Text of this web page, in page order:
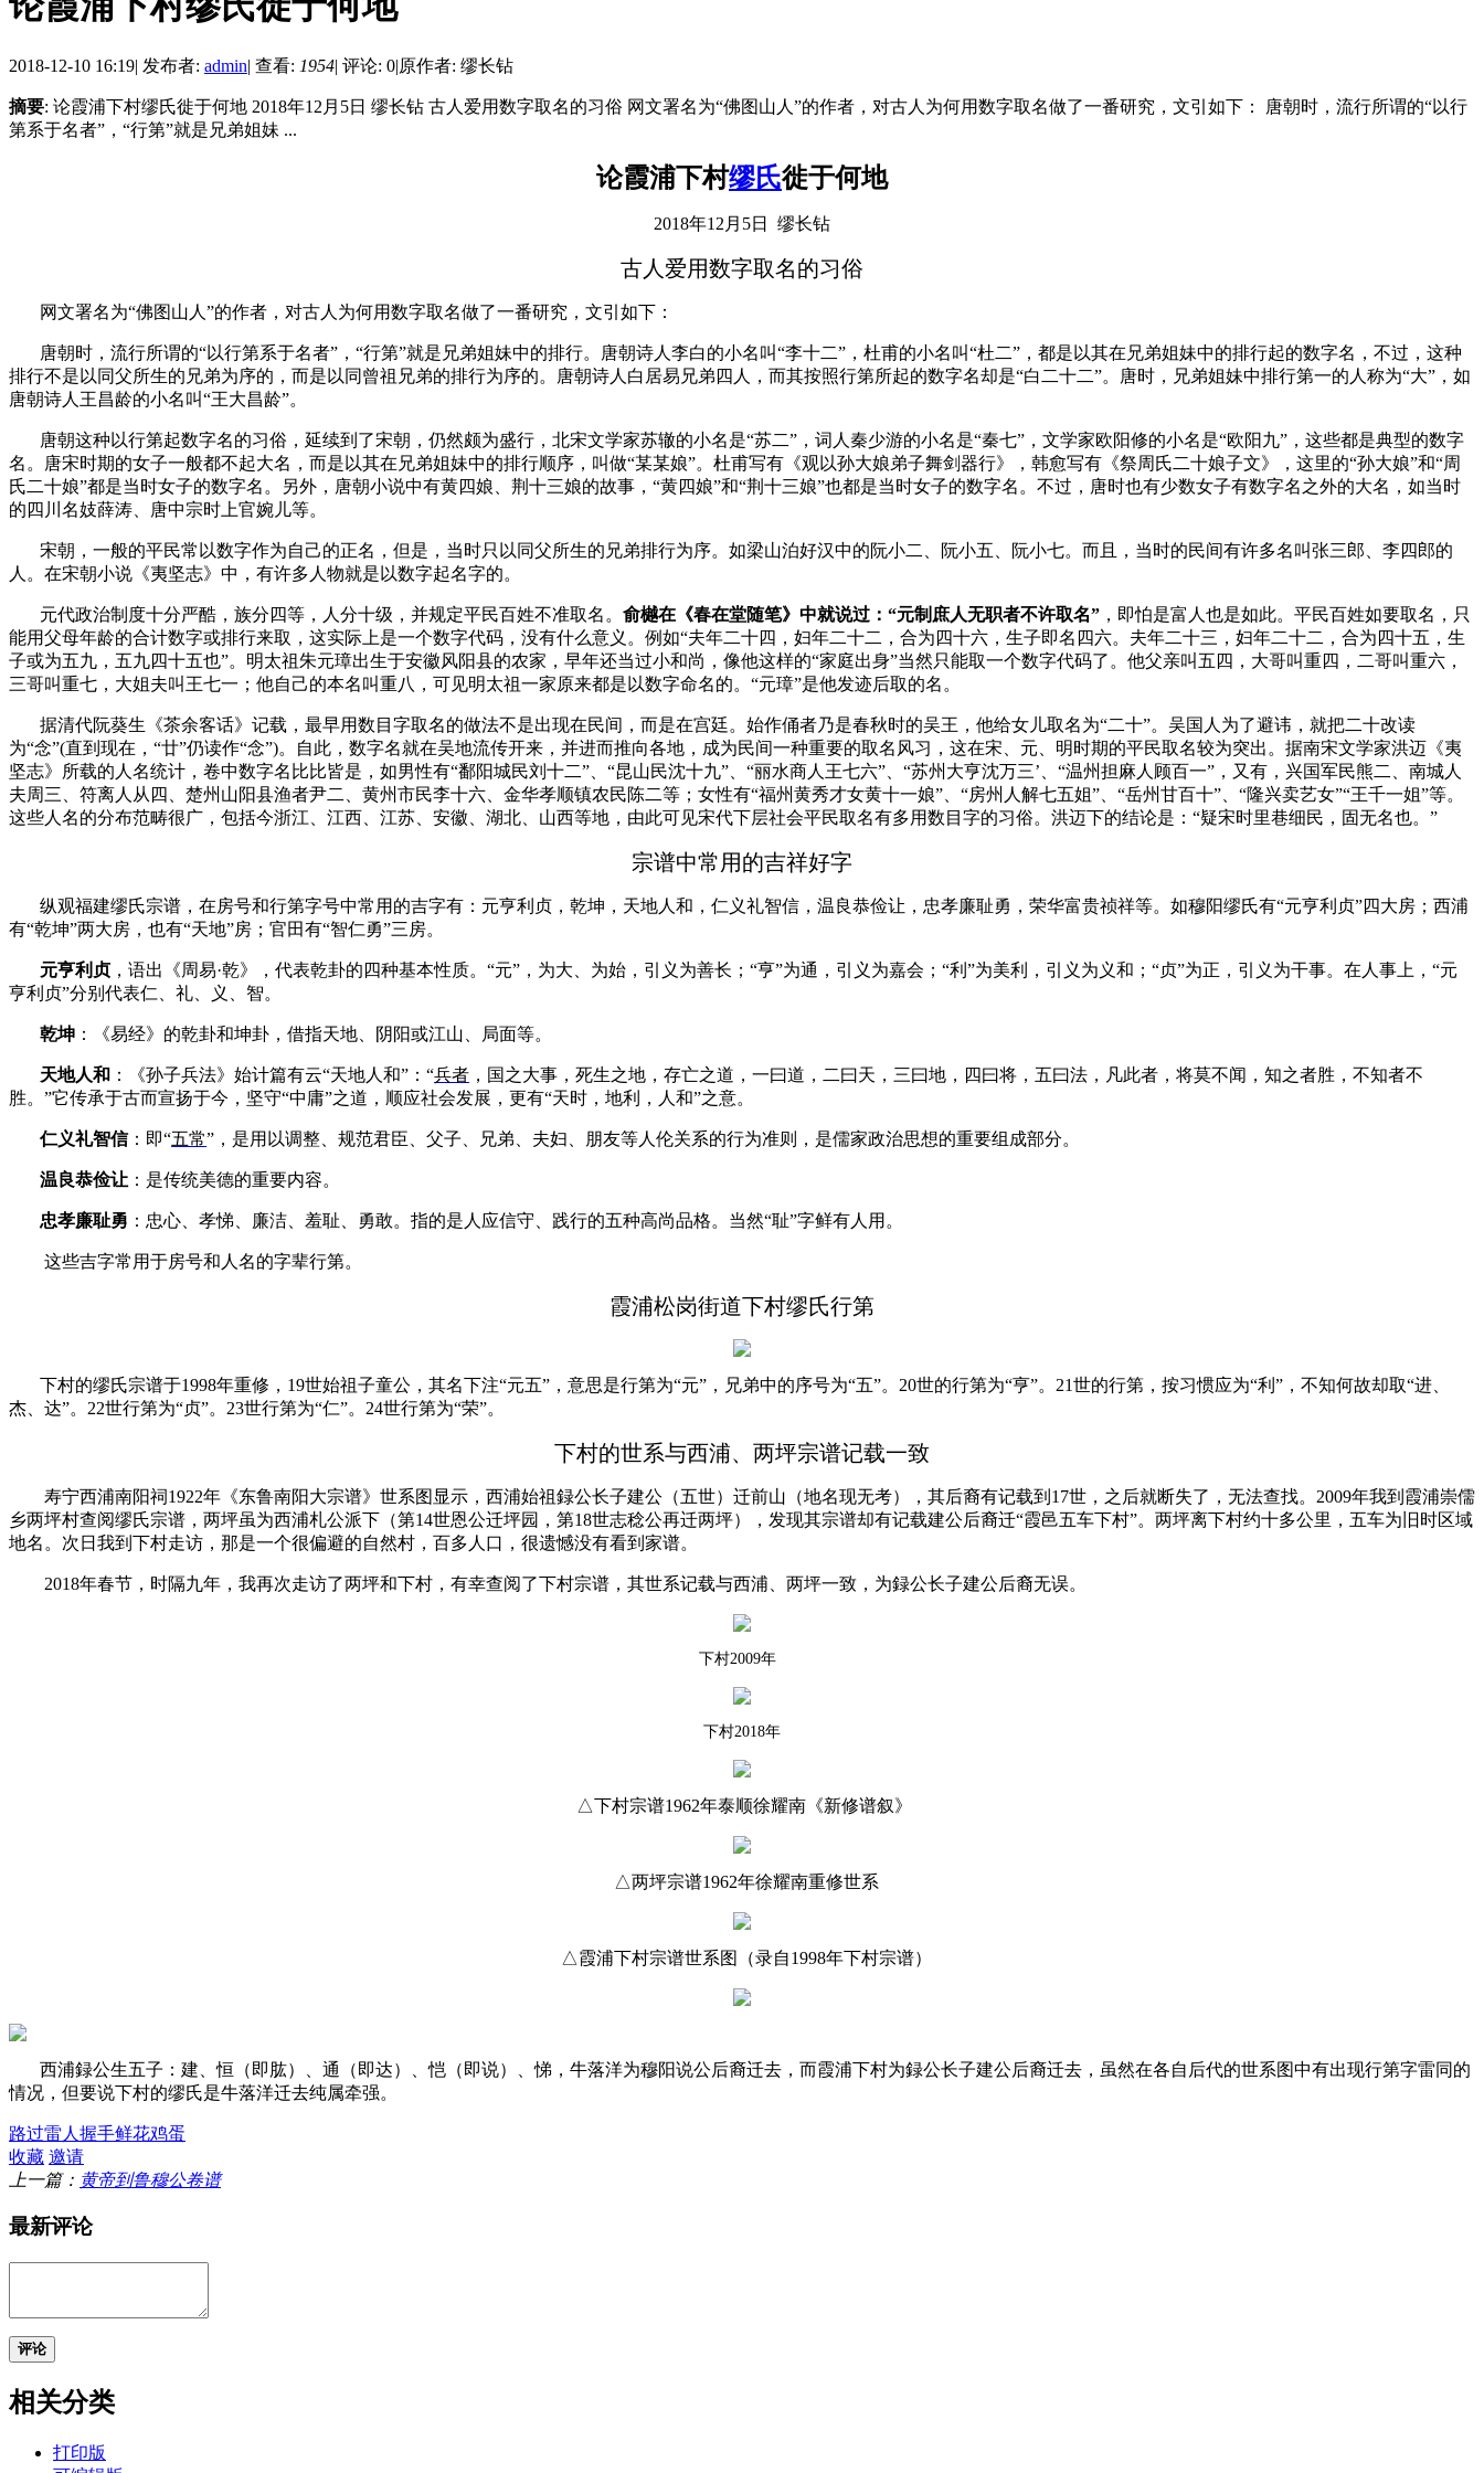
2018-12-10 16:19| 发布者: admin| 查看: 1954| 评论: 0|原作者: 缪长钻
摘要: 论霞浦下村缪氏徙于何地 2018年12月5日 缪长钻 古人爱用数字取名的习俗 网文署名为“佛图山人”的作者，对古人为何用数字取名做了一番研究，文引如下： 唐朝时，流行所谓的“以行
第系于名者”，“行第”就是兄弟姐妹 ...
论霞浦下村缪氏徙于何地
2018年12 月 5日 缪长钻
古人爱用数字取名的习俗
网文署名为“佛图山人 ”的作者，对古人为何用数字取名做了一番研究，文引如下：
唐朝时，流行所谓的“以行第系于名者”，“行第”就是兄弟姐妹中的排行。唐朝诗人李白的小名叫“李十二”，杜甫的小名叫“杜二”，都是以其在兄弟姐妹中的排行起的数字名，不过，这种
排行不是以同父所生的兄弟为序的，而是以同曾祖兄弟的排行为序的。唐朝诗人白居易兄弟四人，而其按照行第所起的数字名却是“白二十二”。唐时，兄弟姐妹中排行第一的人称为“大”，如
唐朝诗人王昌龄的小名叫“王大昌龄”。
唐朝这种以行第起数字名的习俗，延续到了宋朝，仍然颇为盛行，北宋文学家苏辙的小名是“苏二”，词人秦少游的小名是“秦七”，文学家欧阳修的小名是“欧阳九”，这些都是典型的数字
名。唐宋时期的女子一般都不起大名，而是以其在兄弟姐妹中的排行顺序，叫做“某某娘”。杜甫写有《观以孙大娘弟子舞剑器行》，韩愈写有《祭周氏二十娘子文》，这里的“孙大娘”和“周
氏二十娘”都是当时女子的数字名。另外，唐朝小说中有黄四娘、荆十三娘的故事，“黄四娘”和“荆十三娘”也都是当时女子的数字名。不过，唐时也有少数女子有数字名之外的大名，如当时
的四川名妓薛涛、唐中宗时上官婉儿等。
宋朝，一般的平民常以数字作为自己的正名，但是，当时只以同父所生的兄弟排行为序。如梁山泊好汉中的阮小二、阮小五、阮小七。而且，当时的民间有许多名叫张三郎、李四郎的
人。在宋朝小说《夷坚志》中，有许多人物就是以数字起名字的。
元代政治制度十分严酷，族分四等，人分十级，并规定平民百姓不准取名。 俞樾在《春在堂随笔》中就说过：“元制庶人无职者不许取名” ，即怕是富人也是如此。平民百姓如要取名，只
能用父母年龄的合计数字或排行来取，这实际上是一个数字代码，没有什么意义。例如“夫年二十四，妇年二十二，合为四十六，生子即名四六。夫年二十三，妇年二十二，合为四十五，生
子或为五九，五九四十五也”。明太祖朱元璋出生于安徽风阳县的农家，早年还当过小和尚，像他这样的“家庭出身”当然只能取一个数字代码了。他父亲叫五四，大哥叫重四，二哥叫重六，
三哥叫重七，大姐夫叫王七一；他自己的本名叫重八，可见明太祖一家原来都是以数字命名的。“元璋”是他发迹后取的名。
据清代阮葵生《茶余客话》记载，最早用数目字取名的做法不是出现在民间，而是在宫廷。始作俑者乃是春秋时的吴王，他给女儿取名为“二十”。吴国人为了避讳，就把二十改读
为“念”(直到现在，“廿”仍读作“念”)。自此，数字名就在吴地流传开来，并进而推向各地，成为民间一种重要的取名风习，这在宋、元、明时期的平民取名较为突出。据南宋文学家洪迈《夷
坚志》所载的人名统计，卷中数字名比比皆是，如男性有“鄱阳城民刘十二”、“昆山民沈十九”、“丽水商人王七六”、“苏州大亨沈万三’、“温州担麻人顾百一”，又有，兴国军民熊二、南城人
夫周三、符离人从四、楚州山阳县渔者尹二、黄州市民李十六、金华孝顺镇农民陈二等；女性有“福州黄秀才女黄十一娘”、“房州人解七五姐”、“岳州甘百十”、“隆兴卖艺女”“王千一姐”等。
这些人名的分布范畴很广，包括今浙江、江西、江苏、安徽、湖北、山西等地，由此可见宋代下层社会平民取名有多用数目字的习俗。洪迈下的结论是：“疑宋时里巷细民，固无名也。”
宗谱中常用的吉祥好字
纵观福建缪氏宗谱，在房号和行第字号中常用的吉字有：元亨利贞，乾坤，天地人和，仁义礼智信， 温良恭俭让，忠孝廉耻勇，荣华富贵祯祥等。如穆阳缪氏有“元亨利贞”四大房；西浦
有“乾坤”两大房，也有“天地”房；官田有“智仁勇”三房。
元亨利贞 ，语出《周易·乾》，代表乾卦的四种基本性质。“元”，为大、为始，引义为善长；“亨”为通，引义为嘉会；“利”为美利，引义为义和；“贞”为正，引义为干事。在人事上，“元
亨利贞”分别代表仁、礼、义、智。
乾坤 ：《易经》的乾卦和坤卦，借指天地、阴阳或江山、局面等。
天地人和 ：《孙子兵法》始计篇有云“天地人和”：“兵者 ，国之大事，死生之地，存亡之道，一曰道，二曰天，三曰地，四曰将，五曰法，凡此者，将莫不闻，知之者胜，不知者不
胜。”它传承于古而宣扬于今，坚守“中庸”之道，顺应社会发展，更有“天时，地利，人和”之意。
仁义礼智信：即“五常”，是用以调整、规范君臣、父子、兄弟、夫妇、朋友等人伦关系的行为准则，是儒家政治思想的重要组成部分。
温良恭俭让 ：是传统美德的重要内容。
忠孝廉耻勇 ：忠心、孝悌、廉洁、羞耻、勇敢。指的是人应信守、践行的五种高尚品格。当然“耻”字鲜有人用。
这些吉字常用于房号和人名的字辈行第。
霞浦松岗街道下村缪氏行第
下村的缪氏宗谱于1998年重修， 19世始祖子童公，其名下注“元五”，意思是行第为“元”，兄弟中的序号为“五”。 20世的行第为“亨”。 21世的行第，按习惯应为“利”，不知何故却取“进、
杰、达”。 22世行第为“贞”。 23世行第为“仁”。 24世行第为“荣”。
下村的世系与西浦、两坪宗谱记载一致
寿宁西浦南阳祠1922年《东鲁南阳大宗谱》世系图显示，西浦始祖録公长子建公（五世）迁前山（地名现无考），其后裔有记载到 17世，之后就断失了，无法查找。 2009年我到霞浦崇儒
乡两坪村查阅缪氏宗谱，两坪虽为西浦札公派下（第14世恩公迁坪园，第18世志稔公再迁两坪），发现其宗谱却有记载建公后裔迁“霞邑五车下村”。两坪离下村约十多公里，五车为旧时区域
地名。次日我到下村走访，那是一个很偏避的自然村，百多人口，很遗憾没有看到家谱。
2018年春节，时隔九年，我再次走访了两坪和下村，有幸查阅了下村宗谱，其世系记载与西浦、两坪一致，为録公长子建公后裔无误。
下村2009年
下村2018年
△下村宗谱1962年泰顺徐耀南《新修谱叙》
△两坪宗谱1962年徐耀南重修世系
△霞浦下村宗谱世系图（录自1998年下村宗谱）
西浦録公生五子：建、恒（即肱）、通（即达）、恺（即说）、悌，牛落洋为穆阳说公后裔迁去，而霞浦下村为録公长子建公后裔迁去，虽然在各自后代的世系图中有出现行第字雷同的
情况，但要说下村的缪氏是牛落洋迁去纯属牵强。
路过雷人 握手鲜花鸡蛋
收藏 邀请
上一篇： 黄帝到鲁穆公卷谱
最新评论
评论
相关分类
打印版